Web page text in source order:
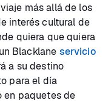
más allá de los
interés cultural de
quiera que quiera
Blacklane servicio
a su destino
para el día
en paquetes de